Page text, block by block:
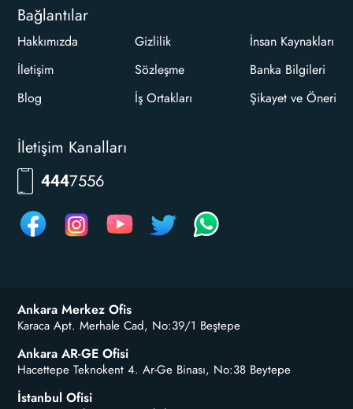
Bağlantılar
Hakkımızda
İletişim
Blog
Gizlilik
Sözleşme
İş Ortakları
İnsan Kaynakları
Banka Bilgileri
Şikayet ve Öneri
İletişim Kanalları
4447556
Ankara Merkez Ofis
Karaca Apt. Merhale Cad, No:39/1 Beştepe
Ankara AR-GE Ofisi
Hacettepe Teknokent 4. Ar-Ge Binası, No:38 Beytepe
İstanbul Ofisi